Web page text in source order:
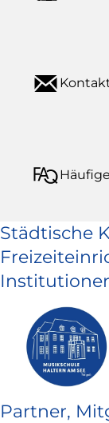
Städtische
Partner,